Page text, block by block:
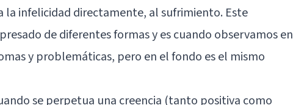
la infelicidad directamente, al sufrimiento. Este
de diferentes formas y es cuando observamos en
y problemáticas, pero en el fondo es el mismo
se perpetua una creencia (tanto positiva como